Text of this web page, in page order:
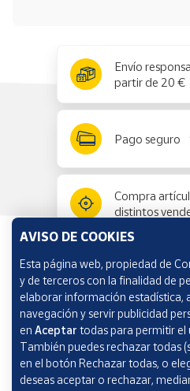
Envío
partir de 20 €
Pago seguro
Compra
distintos
Información y ayuda
Correos Market
AVISO DE COOKIES
Esta página web, propiedad de
y de terceros con la finalidad de
elaborar información estadística,
navegación y servir publicidad
en Aceptar todas para permitir el
También puedes rechazar todas
en el botón Rechazar todas, o
deseas aceptar o rechazar,